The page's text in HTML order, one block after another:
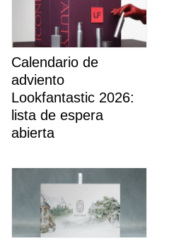
Calendario de
adviento
Lookfantastic 2026:
lista de espera
abierta